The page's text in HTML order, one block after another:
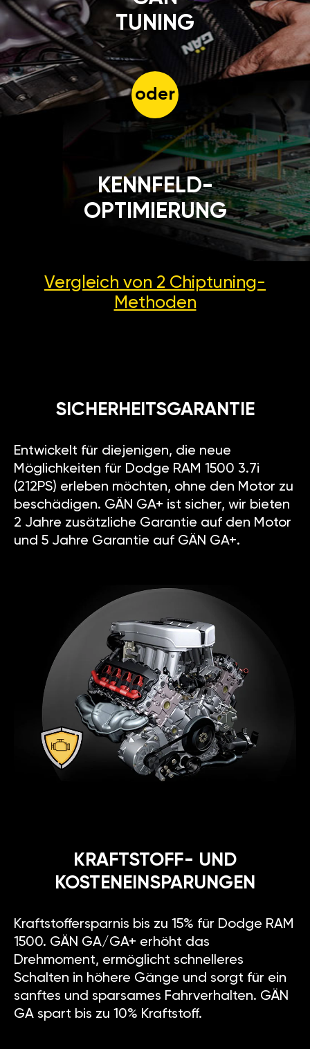
TUNING
oder
KENNFELD-
OPTIMIERUNG
Vergleich von 2 Chiptuning-
Methoden
SICHERHEITSGARANTIE
Entwickelt für diejenigen, die neue
Möglichkeiten für Dodge RAM 1500 3.7i
(212PS) erleben möchten, ohne den Motor zu
beschädigen. GÄN GA+ ist sicher, wir bieten
2 Jahre zusätzliche Garantie auf den Motor
und 5 Jahre Garantie auf GÄN GA+.
KRAFTSTOFF- UND
KOSTENEINSPARUNGEN
Kraftstoffersparnis bis zu 15% für Dodge RAM
1500. GÄN GA/GA+ erhöht das
Drehmoment, ermöglicht schnelleres
Schalten in höhere Gänge und sorgt für ein
sanftes und sparsames Fahrverhalten. GÄN
GA spart bis zu 10% Kraftstoff.